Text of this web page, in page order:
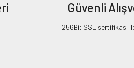
Güvenli
256Bit SSL sertifikası